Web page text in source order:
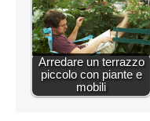
Arredare un terrazzo
piccolo con piante e
mobili